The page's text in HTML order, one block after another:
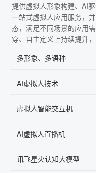
提供虚拟人形象构建、AI
一站式虚拟人应用服务，
态，满足不同场景的应用
穿、自主定义上持续提升
多形象、多语种
AI虚拟人技术
虚拟人智能交互机
AI虚拟人直播机
讯飞星火认知大模型